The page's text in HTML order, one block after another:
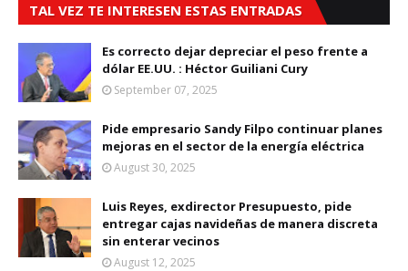
TAL VEZ TE INTERESEN ESTAS ENTRADAS
Es correcto dejar depreciar el peso frente a
dólar EE.UU. : Héctor Guiliani Cury
September 07, 2025
Pide empresario Sandy Filpo continuar planes
mejoras en el sector de la energía eléctrica
August 30, 2025
Luis Reyes, exdirector Presupuesto, pide
entregar cajas navideñas de manera discreta
sin enterar vecinos
August 12, 2025